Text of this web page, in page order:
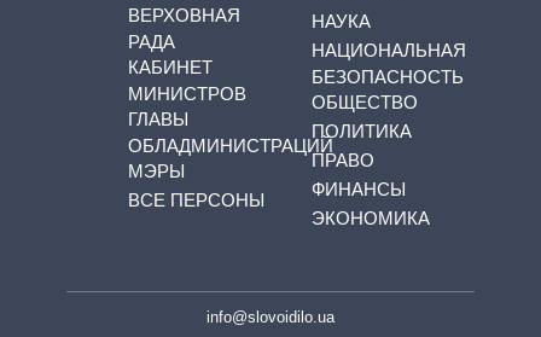
ВЕРХОВНАЯ
РАДА
КАБИНЕТ
МИНИСТРОВ
ГЛАВЫ
ОБЛАДМИНИСТРАЦИЙ
МЭРЫ
ВСЕ ПЕРСОНЫ
НАУКА
НАЦИОНАЛЬНАЯ
БЕЗОПАСНОСТЬ
ОБЩЕСТВО
ПОЛИТИКА
ПРАВО
ФИНАНСЫ
ЭКОНОМИКА
info@slovoidilo.ua